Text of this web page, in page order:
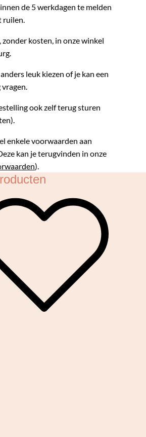
de 5 werkdagen te melden
ruilen.
kosten, in onze winkel
leuk kiezen of je kan een
ook zelf terug sturen
enkele voorwaarden aan
kan je terugvinden in onze
).